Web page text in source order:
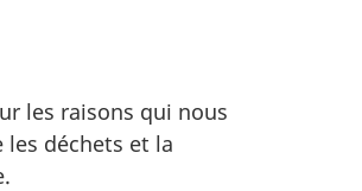
les raisons qui nous
déchets et la